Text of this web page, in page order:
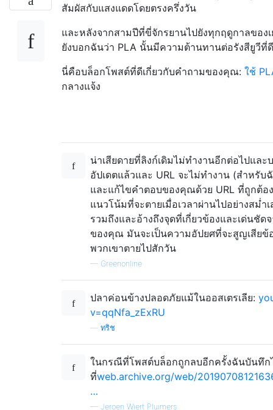
สัมผัสกับแสงแดดโดยตรงครึ่งวัน
และหลังจากสามปีที่ขี่จักรยานไปยังทุกฤดูกาลของ
ยังบอกฉันว่า PLA นั้นมีความต้านทานต่อรังสียูวีที่
นี่คือบล็อกโพสต์ที่ดีเกี่ยวกับคำถามของคุณ: ใช้
กลางแจ้ง
น่าเสียดายที่ลิงก์เดิมไม่ทำงานอีกต่อไปแล
อัปเดตแล้วและ URL จะไม่ทำงาน (สำหรั
และแก้ไขคำตอบของคุณด้วย URL ที่ถูกต้อ
แนวโน้มที่จะตายเมื่อเวลาผ่านไปอย่างสม่
รวมถึงและอ้างถึงจุดที่เกี่ยวข้องและเด่นชั
ของคุณ มันจะเป็นความอัปยศที่จะสูญเสียข้
พวกเขาตายไปสักวัน
— Greenonline
ปลาค่อนข้างปลอดภัยแม้ในออสเตรเลีย:
v=qqNfa_zExRU
ทริช
ในกรณีที่โพสต์บล็อกถูกลบอีกครั้งฉันบันทึก
ที่web.archive.org/web/
…
— Jeroen Wiert Pluimers